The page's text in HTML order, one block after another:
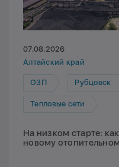
07.08.2026
Алтайский край
ОЗП Рубцовск
Тепловые сети
На низком старте:
новому